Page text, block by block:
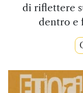
di riflettere
dentro e